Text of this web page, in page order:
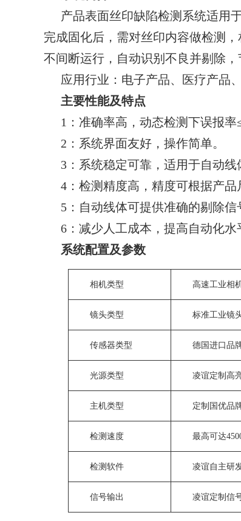
产品表面丝印缺陷检测系统适用
完成固化后，需对丝印内容做检测
不间断运行，自动识别不良并剔除，
应用行业：电子产品、医疗产品
主要性能及特点
1：准确率高，动态检测下误报率
2：系统界面友好，操作简单。
3：系统稳定可靠，适用于自动线
4：检测精度高，精度可根据产品
5：自动线体可提供准确的剔除信
6：减少人工成本，提高自动化水
系统配置及参数
相机类型 高速工业相
镜头类型 标准工业镜
传感器类型 德国进口品
光源类型 凌谊定制高
主机类型 定制国优品
检测速度 最高可达
检测软件 凌谊自主研
信号输出 凌谊定制信